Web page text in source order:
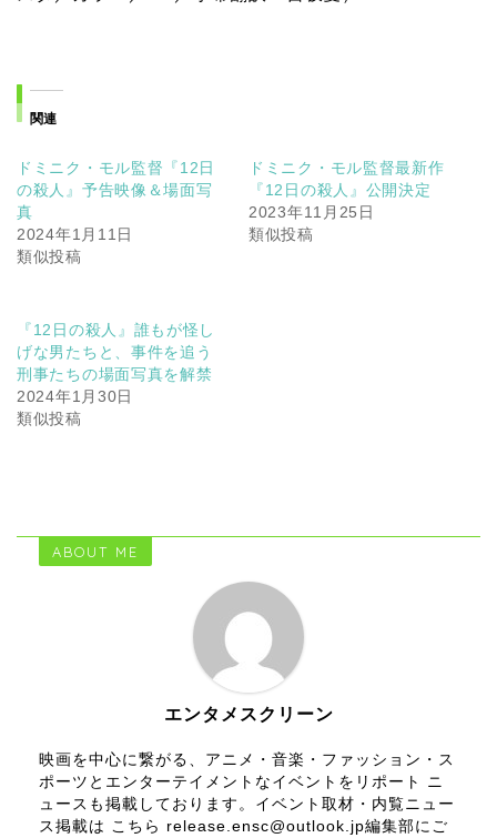
関連
ドミニク・モル監督『12日
の殺人』予告映像＆場面写
真
2024年1月11日
類似投稿
ドミニク・モル監督最新作
『12日の殺人』公開決定
2023年11月25日
類似投稿
『12日の殺人』誰もが怪し
げな男たちと、事件を追う
刑事たちの場面写真を解禁
2024年1月30日
類似投稿
ABOUT ME
エンタメスクリーン
映画を中心に繋がる、アニメ・音楽・ファッション・ス
ポーツとエンターテイメントなイベントをリポート ニ
ュースも掲載しております。イベント取材・内覧ニュー
ス掲載は こちら release.ensc@outlook.jp編集部にご